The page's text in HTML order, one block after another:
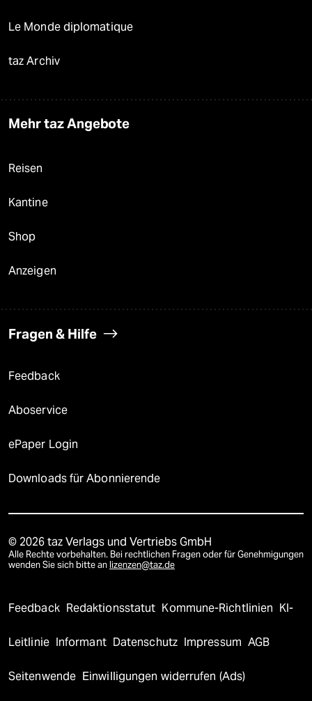
Le Monde diplomatique
taz Archiv
Mehr taz Angebote
Reisen
Kantine
Shop
Anzeigen
Fragen & Hilfe
Feedback
Aboservice
ePaper Login
Downloads für Abonnierende
© 2026 taz Verlags und Vertriebs GmbH
Alle Rechte vorbehalten. Bei rechtlichen Fragen oder für Genehmigungen
wenden Sie sich bitte an lizenzen@taz.de
Feedback Redaktionsstatut Kommune-Richtlinien KI-
Leitlinie Informant Datenschutz Impressum AGB
Seitenwende Einwilligungen widerrufen (Ads)